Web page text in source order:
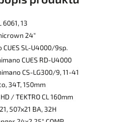
6061, 13
24"
CUES SL-U4000/9sp.
CUES RD-U4000
CS-LG300/9, 11-41
34T, 150mm
/ TEKTRO CL 160mm
507x21 BA, 32H